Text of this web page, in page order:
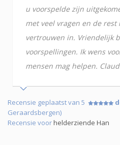
u voorspelde zijn
met veel vragen en de rest
vertrouwen in. Vriendelijk
voorspellingen. Ik wens
mensen mag helpen.
Recensie geplaatst van 5
Geraardsbergen)
Recensie voorhelderziende Han